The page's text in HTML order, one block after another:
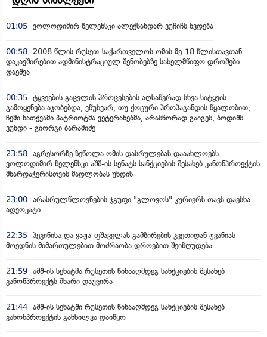
01:05 ვოლოდიმირ ზელენსკი ალექსანდარ ვუჩიჩს ხვდება
00:58
2008 წლის რუსეთ-საქართველოს ომის მე-18 წლისთავთან
დაკავშირებით ადმინისტრაციულ შენობებზე სახელმწიფო დროშები
დაეშვა
00:35 ტყვეების გაცვლის პროცესების აღსაწერად სხვა სიტყვის
გამოყენება აჯობებდა, ვწუხვარ, თუ ქოცური პროპაგანდის წყალობით,
ჩემი ნათქვამი პატრიოტმა ვეტერანებმა, არასწორად გაიგეს, ბოდიშს
ვუხდი - გიორგი ბარამიძე
23:58 აგრესორზე ზეწოლა ომის დასრულებას დააახლოებს -
ვოლოდიმირ ზელენსკი აშშ-ის სენატს სანქციების შესახებ კანონპროექტის
მხარდაჭერისთვის მადლობას უხდის
23:00 არასრულწლოვნების ჯგუფი "გლოვოს" კურიერს თავს დაესხა -
ადვოკატი
22:35 პეკინისა და ვაჟა-ფშაველას გამზირების კვეთიდან ჟვანიას
მოედნის მიმართულებით მოძრაობა დროებით შეიზღუდება
21:59 აშშ-ის სენატმა რუსეთის წინააღმდეგ სანქციების შესახებ
კანონპროექტს მხარი დაუჭირა
21:44 აშშ-ის სენატში რუსეთის წინააღმდეგ სანქციების შესახებ
კანონპროექტის განხილვა დაიწყო